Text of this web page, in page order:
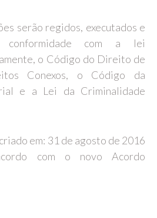
serão regidos, executados e
conformidade com a lei
o Código do Direito de
Conexos, o Código da
e a Lei da Criminalidade
em: 31 de agosto de 2016
com o novo Acordo